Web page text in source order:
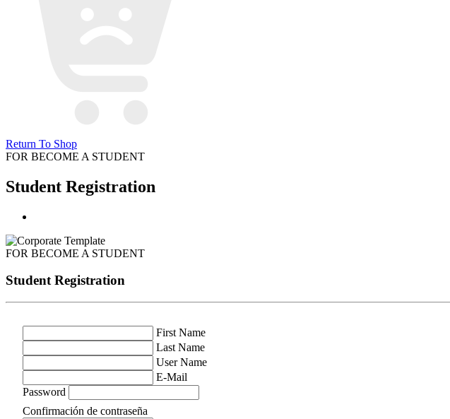
Return To Shop
FOR BECOME A STUDENT
Student Registration
FOR BECOME A STUDENT
Student Registration
First Name
Last Name
User Name
E-Mail
Password
Confirmación de contraseña